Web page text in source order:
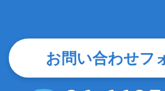
お問い合わせフ